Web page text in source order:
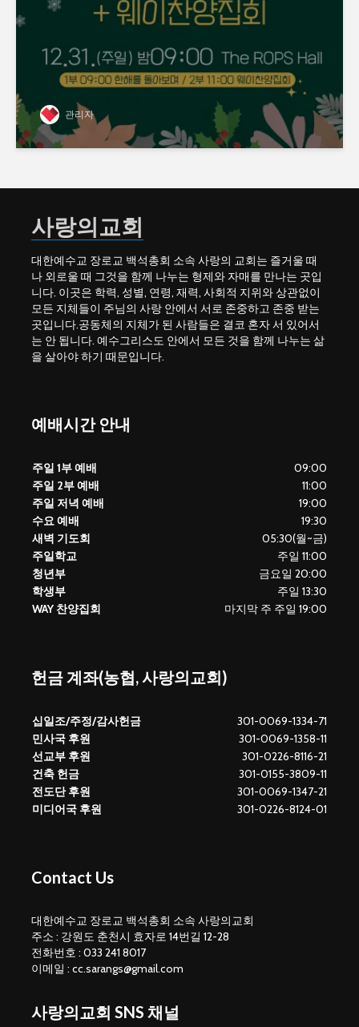
관리자
사랑의교회
대한예수교 장로교 백석총회 소속 사랑의 교회는 즐거울 때
나 외로울 때 그것을 함께 나누는 형제와 자매를 만나는 곳입
니다. 이곳은 학력, 성별, 연령, 재력, 사회적 지위와 상관없이
모든 지체들이 주님의 사랑 안에서 서로 존중하고 존중 받는
곳입니다.공동체의 지체가 된 사람들은 결코 혼자 서 있어서
는 안 됩니다. 예수그리스도 안에서 모든 것을 함께 나누는 삶
을 살아야 하기 때문입니다.
예배시간 안내
주일 1부 예배
09:00
주일 2부 예배
11:00
주일 저녁 예배
19:00
수요 예배
19:30
새벽 기도회
05:30(월~금)
주일학교
주일 11:00
청년부
금요일 20:00
학생부
주일 13:30
WAY 찬양집회
마지막 주 주일 19:00
헌금 계좌(농협, 사랑의교회)
십일조/주정/감사헌금
301-0069-1334-71
민사국 후원
301-0069-1358-11
선교부 후원
301-0226-8116-21
건축 헌금
301-0155-3809-11
전도단 후원
301-0069-1347-21
미디어국 후원
301-0226-8124-01
Contact Us
대한예수교 장로교 백석총회 소속 사랑의교회
주소 : 강원도 춘천시 효자로 14번길 12-28
전화번호 : 033 241 8017
이메일 : cc.sarangs@gmail.com
사랑의교회 SNS 채널